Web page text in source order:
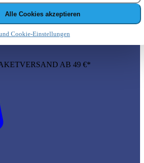
Alle Cookies akzeptieren
Cookie-Einstellungen
AB 49 €*